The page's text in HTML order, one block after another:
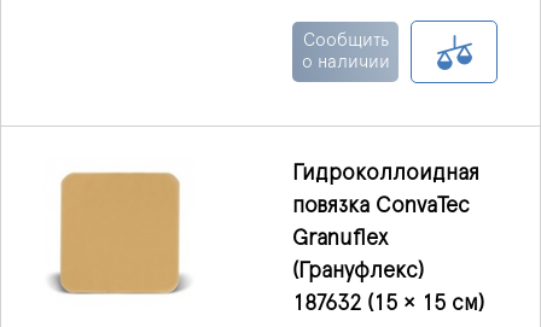
внутреннего слоя
гидроколлоидов,
тонкая и удобная в
вирус иммунодефицита
и гепатит.
Сообщить
о наличии
Гидроколлоидная
повязка ConvaTec
Granuflex
(Грануфлекс)
187632 (15 × 15 см)